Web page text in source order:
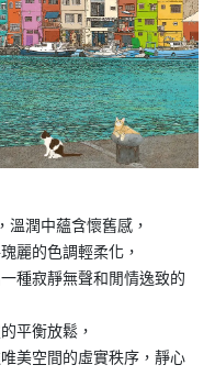
溫潤中蘊含懷舊感，
麗的色調輕柔化，
種寂靜無聲和閒情逸致的
平衡放鬆，
美空間的虛實秩序，靜心